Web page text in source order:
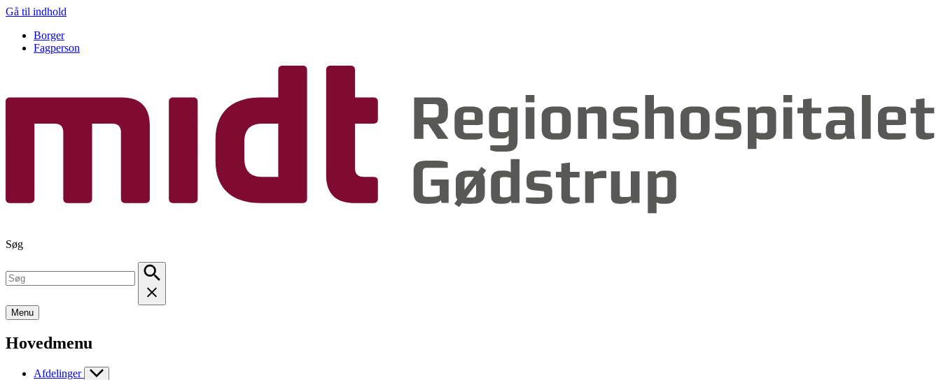
Gå til indhold
Borger
Fagperson
Søg
Menu
Hovedmenu
Afdelinger